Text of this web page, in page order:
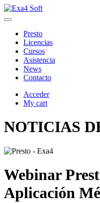
Presto
Licencias
Cursos
Asistencia
News
Contacto
Acceder
My cart
NOTICIAS
Webinar
Aplicación